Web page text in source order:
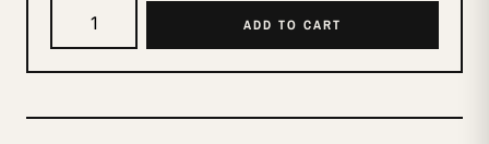
ADD TO CART